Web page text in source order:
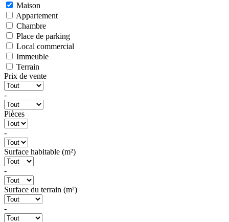
Maison
Appartement
Chambre
Place de parking
Local commercial
Immeuble
Terrain
Prix de vente
-
Pièces
-
Surface habitable (m²)
-
Surface du terrain (m²)
-